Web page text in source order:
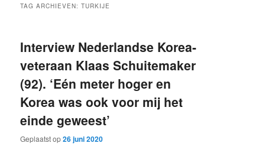
TAG ARCHIEVEN:TURKIJE
Interview Nederlandse Korea-
veteraan Klaas Schuitemaker
(92). ‘Eén meter hoger en
Korea was ook voor mij het
einde geweest’
Geplaatst op26 juni 2020